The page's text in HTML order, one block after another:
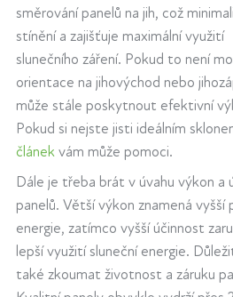
směrování panelů na jih, což
stínění a zajišťuje maximální využití
slunečního záření. Pokud to není
orientace na jihovýchod nebo
může stále poskytnout efektivní
Pokud si nejste jisti ideálním
článekvám může pomoci.
Dále je třeba brát v úvahu výkon a
panelů. Větší výkon znamená vyšší
energie, zatímco vyšší účinnost
lepší využití sluneční energie.
také zkoumat životnost a záruku